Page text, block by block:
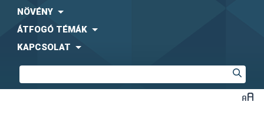
NÖVÉNY
ÁTFOGÓ TÉMÁK
KAPCSOLAT